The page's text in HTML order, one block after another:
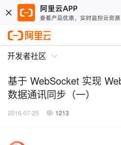
开发者社区
基于 WebSocket 实现
数据通讯同步（一）
2016-07-25 1213